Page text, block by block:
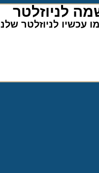
לניוזלטר​
לניוזלטר שלנו